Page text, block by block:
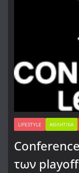
LIFESTYLE ΑΘΛΗΤΙΚΆ
των